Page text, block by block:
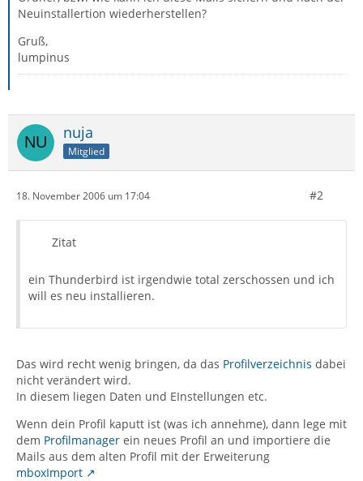
Neuinstallertion wiederherstellen?
Gruß,
lumpinus
nuja
Mitglied
18. November 2006 um 17:04 #2
Zitat
ein Thunderbird ist irgendwie total zerschossen und ich
will es neu installieren.
Das wird recht wenig bringen, da das Profilverzeichnis dabei
nicht verändert wird.
In diesem liegen Daten und EInstellungen etc.
Wenn dein Profil kaputt ist (was ich annehme), dann lege mit
dem Profilmanager ein neues Profil an und importiere die
Mails aus dem alten Profil mit der Erweiterung
mboxImport